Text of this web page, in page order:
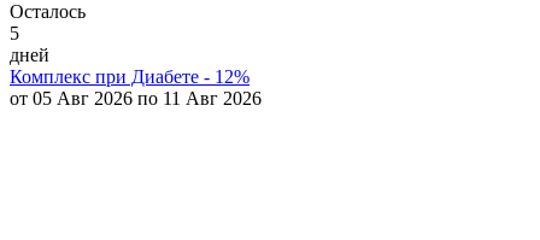
Осталось
5
дней
Комплекс при Диабете - 12%
от 05 Авг 2026 по 11 Авг 2026